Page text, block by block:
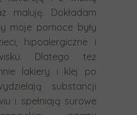
maluję. Dokładam
moje pomoce były
hipoalergiczne i
Dlatego też
lakiery i klej po
substancji
i spełniają surowe